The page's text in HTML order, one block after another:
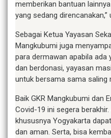
memberikan bantuan
yang sedang direncanakan,”
Sebagai Ketua Yayasan
Mangkubumi juga
para dermawan apabila
dan berdonasi, yayasan
untuk bersama sama saling
Baik GKR Mangkubumi dan
Covid-19 ini segera
khususnya Yogyakarta
dan aman. Serta, bisa